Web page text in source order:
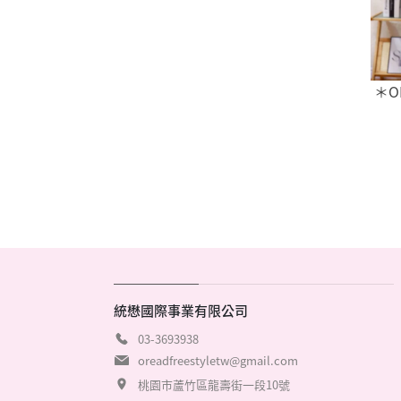
＊
統懋國際事業有限公司
03-3693938
oreadfreestyletw@gmail.com
桃園市蘆竹區龍壽街一段10號